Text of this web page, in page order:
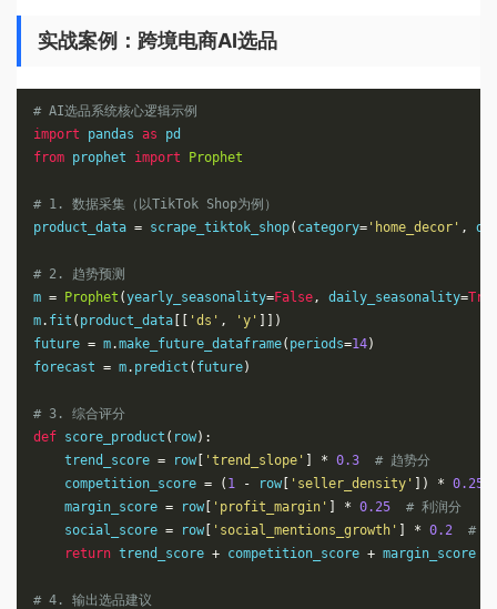
实战案例：跨境电商AI选品
# AI选品系统核心逻辑示例
import pandas as
from prophet import Prophet
# 1. 数据采集（以TikTok Shop为例）
product_data = scrape_tiktok_shop( category= 'home_decor' ,
# 2. 趋势预测
m = Prophet (yearly_seasonality=False, daily_seasonality=
m. fit ( product_data 'ds' , 'y'
]])
future = m.make_future_dataframe( periods=14)
forecast = m. predict ( future)
# 3. 综合评分
def score_product ( row):
    trend_score
= row 'trend_slope' * 0.3
# 趋势分
    competition_score
= ( 1 - row 'seller_density' ]) * 0.25
    margin_score
= row 'profit_margin' * 0.25
# 利润分
    social_score
= row 'social_mentions_growth' * 0.2
# 社
return trend_score + competition_score + margin_score
# 4. 输出选品建议